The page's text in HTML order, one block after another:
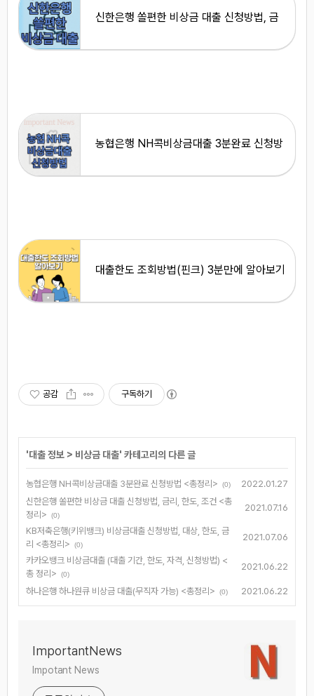
신한은행 쏠편한 비상금 대출 신청방법, 금
농협은행 NH콕비상금대출 3분완료 신청방
대출한도 조회방법(핀크) 3분만에 알아보기
공감 구독하기
'대출 정보 > 비상금 대출' 카테고리의 다른 글
농협은행 NH콕비상금대출 3분완료 신청방법 <총정리> (0)
2022.01.27
신한은행 쏠편한 비상금 대출 신청방법, 금리, 한도, 조건 <총
정리>
(0)
2021.07.16
KB저축은행(키위뱅크) 비상금대출 신청방법, 대상, 한도, 금
리 <총정리>
(0)
2021.07.06
카카오뱅크 비상금대출 (대출 기간, 한도, 자격, 신청방법) <
총 정리>
(0)
2021.06.22
하나은행 하나원큐 비상금 대출(무직자 가능) <총정리> (0) 2021.06.22
ImportantNews
Impotant News